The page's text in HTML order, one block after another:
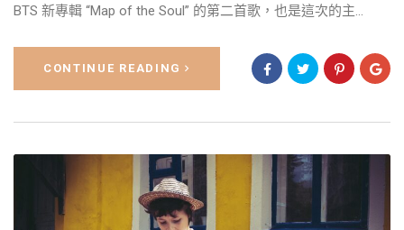
BTS 新專輯 “Map of the Soul” 的第二首歌，也是這次的主...
CONTINUE READING